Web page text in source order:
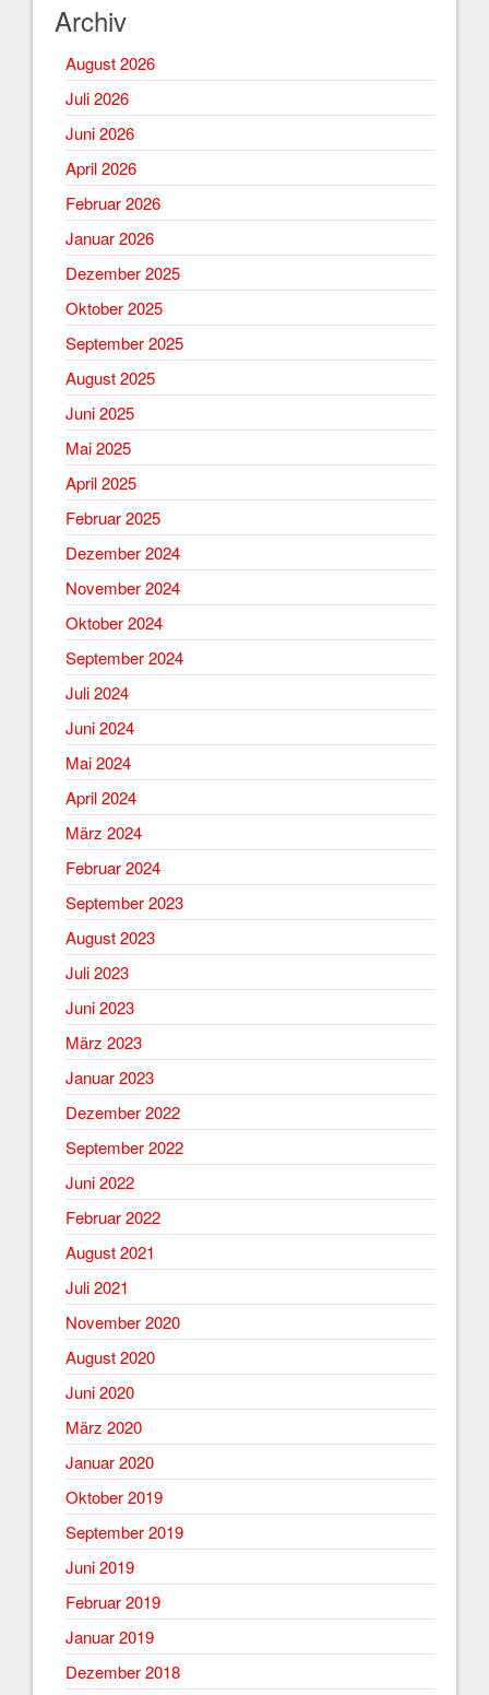
Archiv
August 2026
Juli 2026
Juni 2026
April 2026
Februar 2026
Januar 2026
Dezember 2025
Oktober 2025
September 2025
August 2025
Juni 2025
Mai 2025
April 2025
Februar 2025
Dezember 2024
November 2024
Oktober 2024
September 2024
Juli 2024
Juni 2024
Mai 2024
April 2024
März 2024
Februar 2024
September 2023
August 2023
Juli 2023
Juni 2023
März 2023
Januar 2023
Dezember 2022
September 2022
Juni 2022
Februar 2022
August 2021
Juli 2021
November 2020
August 2020
Juni 2020
März 2020
Januar 2020
Oktober 2019
September 2019
Juni 2019
Februar 2019
Januar 2019
Dezember 2018